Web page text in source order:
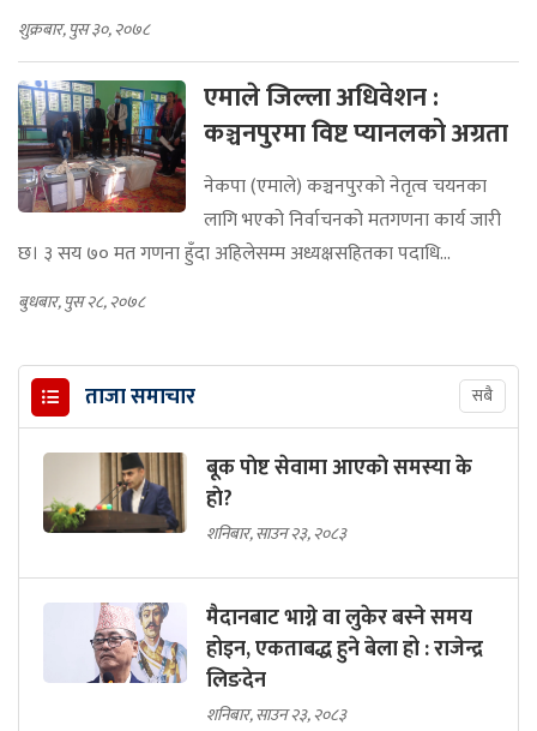
शुक्रबार, पुस ३०, २०७८
एमाले जिल्ला अधिवेशन :
कञ्चनपुरमा विष्ट प्यानलको अग्रता
नेकपा (एमाले) कञ्चनपुरको नेतृत्व चयनका
लागि भएको निर्वाचनको मतगणना कार्य जारी
छ। ३ सय ७० मत गणना हुँदा अहिलेसम्म अध्यक्षसहितका पदाधि...
बुधबार, पुस २८, २०७८
ताजा समाचार सबै
बूक पाेष्ट सेवामा आएकाे समस्या के
हाे?
शनिबार, साउन २३, २०८३
मैदानबाट भाग्ने वा लुकेर बस्ने समय
होइन, एकताबद्ध हुने बेला हो : राजेन्द्र
लिङदेन
शनिबार, साउन २३, २०८३